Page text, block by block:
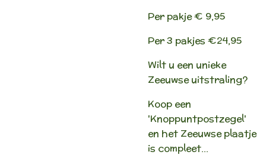
Per pakje € 9,95
Per 3 pakjes €24,95
Wilt u een unieke
Zeeuwse uitstraling?
Koop een
'Knoppuntpostzegel'
en het Zeeuwse plaatje
is compleet...